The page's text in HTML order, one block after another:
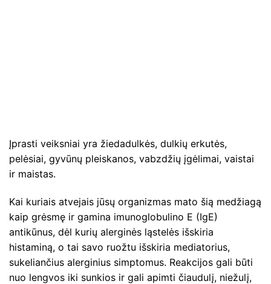
Įprasti veiksniai yra žiedadulkės, dulkių erkutės,
pelėsiai, gyvūnų pleiskanos, vabzdžių įgėlimai, vaistai
ir maistas.
Kai kuriais atvejais jūsų organizmas mato šią medžiagą
kaip grėsmę ir gamina imunoglobulino E (IgE)
antikūnus, dėl kurių alerginės ląstelės išskiria
histaminą, o tai savo ruožtu išskiria mediatorius,
sukeliančius alerginius simptomus. Reakcijos gali būti
nuo lengvos iki sunkios ir gali apimti čiaudulį, niežulį,